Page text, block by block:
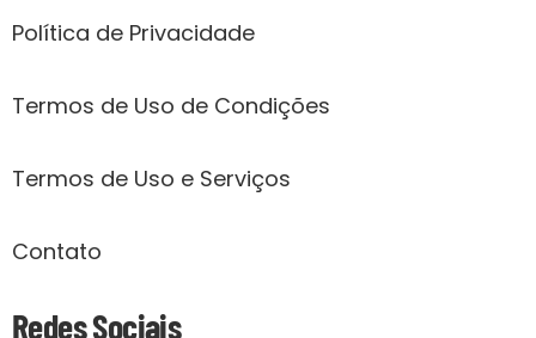
Política de Privacidade
Termos de Uso de Condições
Termos de Uso e Serviços
Contato
Redes Sociais